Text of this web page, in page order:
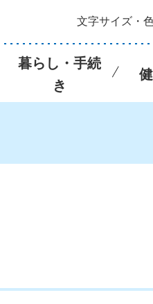
文字サイズ・
暮らし・手続
き